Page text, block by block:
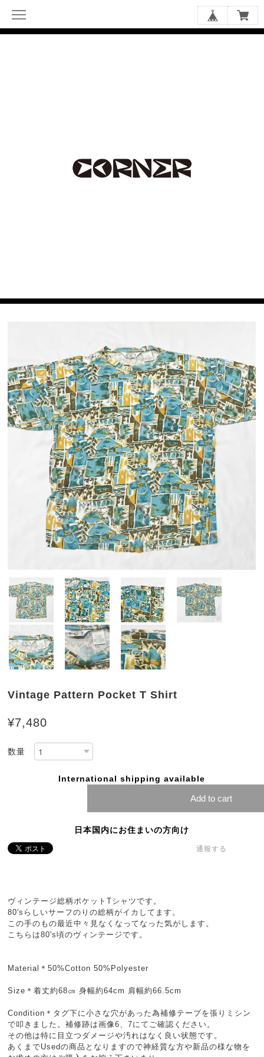
Vintage Pattern Pocket T Shirt
¥7,480
数量
International shipping available
Add to cart
日本国内にお住まいの方向け
通報する
ヴィンテージ総柄ポケットTシャツです。
80'sらしいサーフのりの総柄がイカしてます。
この手のもの最近中々見なくなってなった気がします。
こちらは80's頃のヴィンテージです。
Material＊50%Cotton 50%Polyester
Size＊着丈約68㎝ 身幅約64cm 肩幅約66.5cm
Condition＊タグ下に小さな穴があった為補修テープを張りミシン
で叩きました。補修跡は画像6、7にてご確認ください。
その他は特に目立つダメージや汚れはなく良い状態です。
あくまでUsedの商品となりますので神経質な方や新品の様な物を